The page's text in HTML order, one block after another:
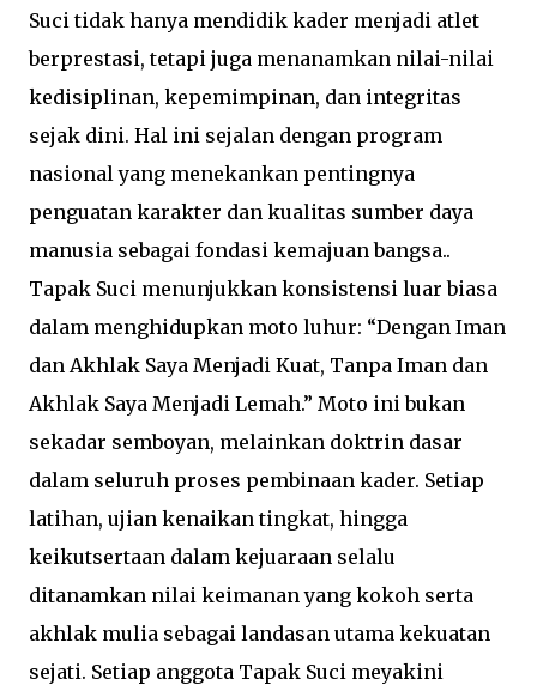
Suci tidak hanya mendidik kader menjadi atlet
berprestasi, tetapi juga menanamkan nilai-nilai
kedisiplinan, kepemimpinan, dan integritas
sejak dini. Hal ini sejalan dengan program
nasional yang menekankan pentingnya
penguatan karakter dan kualitas sumber daya
manusia sebagai fondasi kemajuan bangsa..
Tapak Suci menunjukkan konsistensi luar biasa
dalam menghidupkan moto luhur: “Dengan Iman
dan Akhlak Saya Menjadi Kuat, Tanpa Iman dan
Akhlak Saya Menjadi Lemah.” Moto ini bukan
sekadar semboyan, melainkan doktrin dasar
dalam seluruh proses pembinaan kader. Setiap
latihan, ujian kenaikan tingkat, hingga
keikutsertaan dalam kejuaraan selalu
ditanamkan nilai keimanan yang kokoh serta
akhlak mulia sebagai landasan utama kekuatan
sejati. Setiap anggota Tapak Suci meyakini